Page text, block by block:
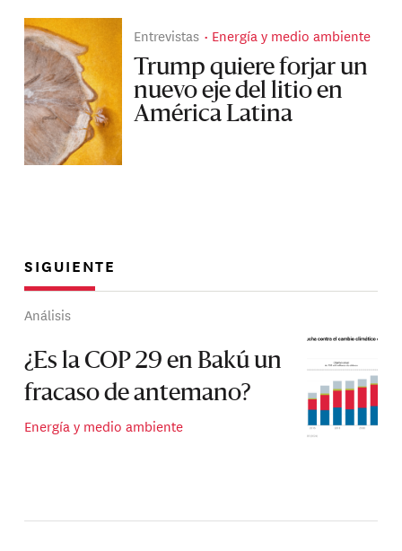
Entrevistas Energía y medio ambiente
Trump quiere forjar un
nuevo eje del litio en
América Latina
SIGUIENTE
Análisis
¿Es la COP 29 en Bakú un
fracaso de antemano?
Energía y medio ambiente